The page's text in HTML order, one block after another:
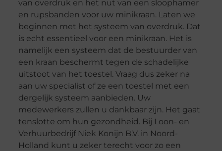
van overdruk en het nut van een sloophamer
en rupsbanden voor uw minikraan. Laten we
beginnen met het systeem van overdruk. Dat
is echt essentieel voor een minikraan. Het is
namelijk een systeem dat de bestuurder van
een kraan beschermt tegen de schadelijke
uitstoot van het toestel. Vraag dus zeker na
aan uw specialist of ze een toestel met een
dergelijk systeem aanbieden. Uw
medewerkers zullen u dankbaar zijn. Het gaat
tenslotte om hun gezondheid. Bij Loon- en
Verhuurbedrijf Niek Konijn B.V. in Noord-
Holland kunt u zeker terecht voor zo een